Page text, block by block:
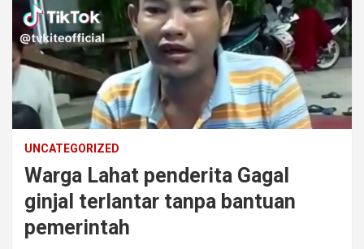
UNCATEGORIZED
Warga Lahat penderita Gagal
ginjal terlantar tanpa bantuan
pemerintah